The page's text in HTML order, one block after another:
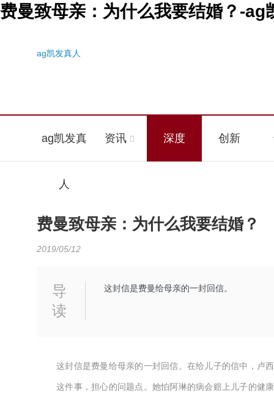
费曼致母亲：为什么我要结婚？-ag
ag凯发真人
ag凯发真
人
资讯 深度 创新
费曼致母亲：为什么我要结婚？
2019/05/12
导
读
这封信是费曼给母亲的一封回信。
这封信是费曼给母亲的一封回信。在给儿子的信中，卢
这件事，担心的问题点。她怕阿琳的病会赔上儿子的健